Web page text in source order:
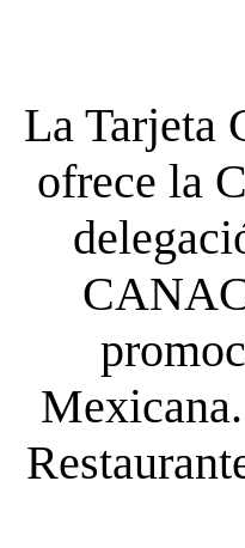
La Tarjeta
ofrece la